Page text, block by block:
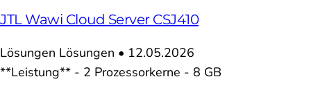
JTL Wawi Cloud Server CSJ410
Lösungen Lösungen • 12.05.2026
**Leistung** - 2 Prozessorkerne - 8 GB